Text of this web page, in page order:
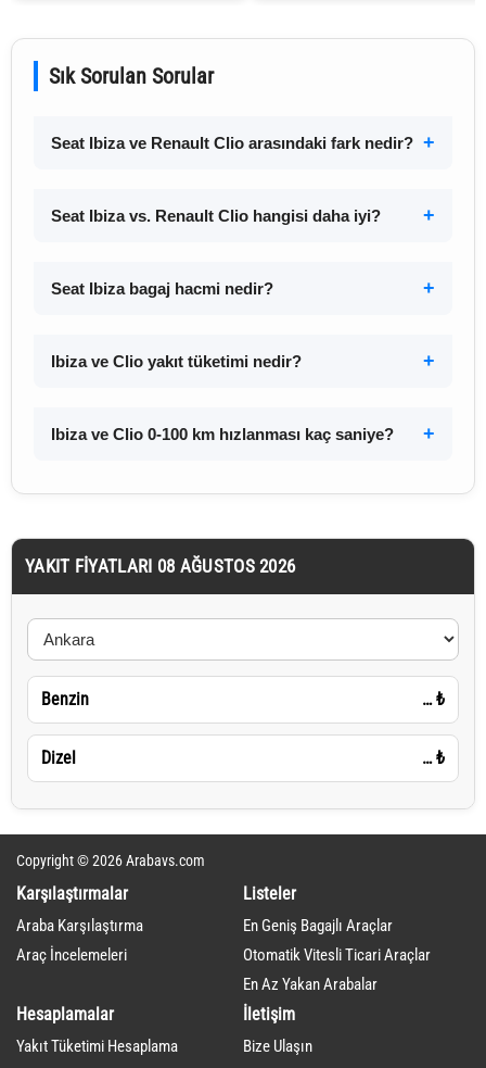
Sık Sorulan Sorular
Seat Ibiza ve Renault Clio arasındaki fark nedir?
Seat Ibiza vs. Renault Clio hangisi daha iyi?
Seat Ibiza bagaj hacmi nedir?
Ibiza ve Clio yakıt tüketimi nedir?
Ibiza ve Clio 0-100 km hızlanması kaç saniye?
YAKIT FIYATLARI 08 AĞUSTOS 2026
Benzin … ₺
Dizel … ₺
Copyright © 2026 Arabavs.com
Karşılaştırmalar
Araba Karşılaştırma
Araç İncelemeleri
Listeler
En Geniş Bagajlı Araçlar
Otomatik Vitesli Ticari Araçlar
En Az Yakan Arabalar
Hesaplamalar
Yakıt Tüketimi Hesaplama
İletişim
Bize Ulaşın